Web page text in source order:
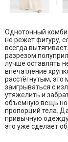
Однотонный
не режет фигуру,
всегда
разрезом
лучше оставлять
впечатление
расстёгнутым, это
заигрываться с
утяжелить и
объёмную вещь
пропорций тела.
привычную одежду
это уже сделает